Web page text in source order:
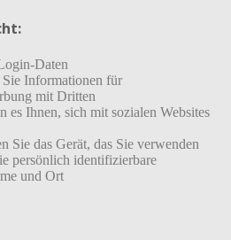
Daten
Informationen für
mit Dritten
es Ihnen, sich mit sozialen Websites
Sie das Gerät, das Sie verwenden
persönlich identifizierbare
und Ort